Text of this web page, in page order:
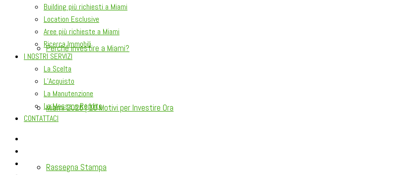
Perché Investire a Miami?
Miami 2026 | 10 Motivi per Investire Ora
Rassegna Stampa
Building più richiesti a Miami
Location Esclusive
Aree più richieste a Miami
Ricerca Immobili
I NOSTRI SERVIZI
La Scelta
L’Acquisto
La Manutenzione
La Messa a Reddito
CONTATTACI